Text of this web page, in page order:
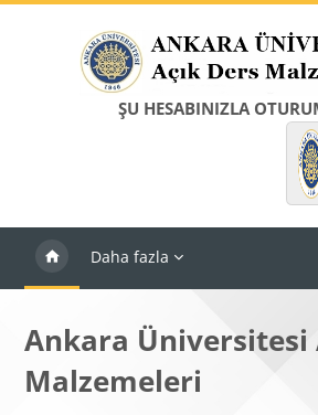
ŞU HESABINIZLA
Daha fazla
Ankara Üniversitesi
Malzemeleri